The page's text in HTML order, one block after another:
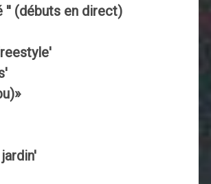
'' (débuts en direct)